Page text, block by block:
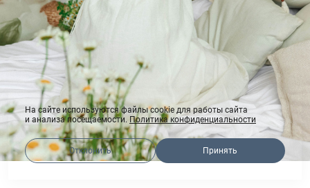
На сайте используются файлы cookie для работы сайта
и анализа посещаемости. Политика конфиденциальности
Отклонить Принять